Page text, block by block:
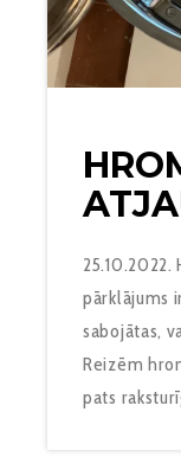
pārklājums
sabojātas,
Reizēm
pats